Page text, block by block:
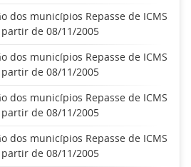
dos municípios Repasse de ICMS
partir de 08/11/2005
dos municípios Repasse de ICMS
partir de 08/11/2005
dos municípios Repasse de ICMS
partir de 08/11/2005
dos municípios Repasse de ICMS
partir de 08/11/2005